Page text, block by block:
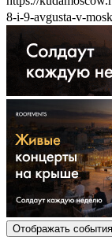
8-i-9-avgusta-v-
Отображать события